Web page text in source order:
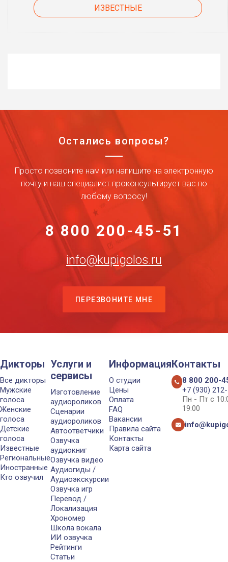
ИЗВЕСТНЫЕ
Остались вопросы?
Просто позвоните нам или напишите на электронную
почту и наш специалист проконсультирует вас по
любому вопросу!
8 800 200-45-51
info@kupigolos.ru
ПЕРЕЗВОНИТЕ МНЕ
Дикторы
Все дикторы
Мужские
голоса
Женские
голоса
Детские
голоса
Известные
Региональные
Иностранные
Кто озвучил
Услуги и
сервисы
Изготовление
аудиороликов
Сценарии
аудиороликов
Автоответчики
Озвучка
аудиокниг
Озвучка видео
Аудиогиды /
Аудиоэкскурсии
Озвучка игр
Перевод /
Локализация
Хрономер
Школа вокала
ИИ озвучка
Рейтинги
Статьи
Информация
О студии
Цены
Оплата
FAQ
Вакансии
Правила сайта
Контакты
Карта сайта
Контакты
8 800 200-
+7 (930)
Пн - Пт с
19:00